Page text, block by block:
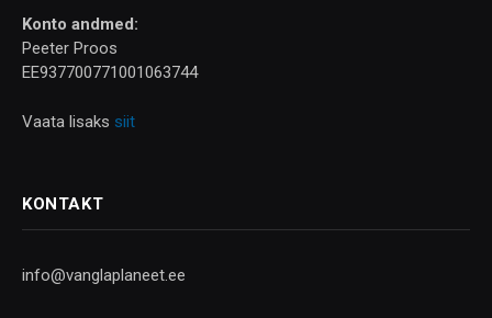
Konto andmed:
Peeter Proos
EE937700771001063744
Vaata lisaks siit
KONTAKT
info@vanglaplaneet.ee